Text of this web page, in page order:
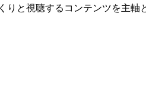
と視聴するコンテンツを主軸